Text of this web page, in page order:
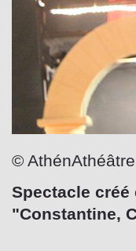
© AthénAthéâtre
Spectacle créé
"Constantine,